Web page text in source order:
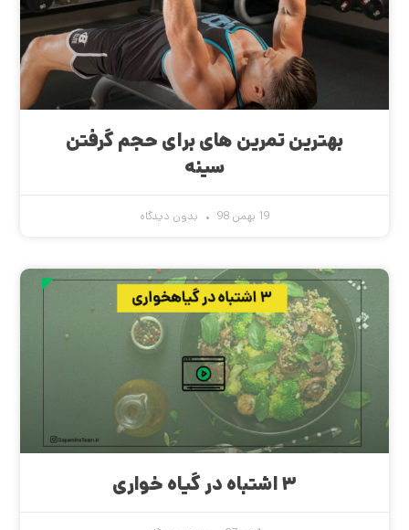
بهترین تمرین های برای حجم گرفتن
سینه
19 بهمن 98 بدون دیدگاه
۳ اشتباه در گیاه خواری